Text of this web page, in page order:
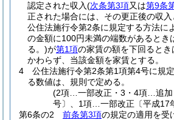
認定された収入(次条第3項又は第9条
正された場合には、その更正後の収
公住法施行令第2条に規定する方法に
の金額に100円未満の端数があるとき
る。)が第1項の家賃の額を下回るとき
かわらず、当該金額を家賃とする。
4
公住法施行令第2条第1項第4号に規
る数値は、規則で定める。
(2項…一部改正・3・4項…追加
号〕、1項…一部改正〔平成17
第6条の2
前条第3項の規定の適用を受